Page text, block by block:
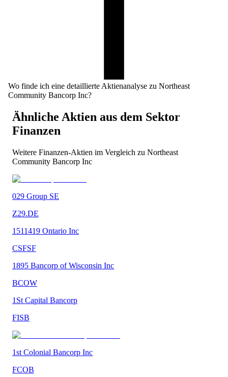
Wo finde ich eine detaillierte Aktienanalyse zu Northeast
Community Bancorp Inc?
Ähnliche Aktien aus dem Sektor
Finanzen
Weitere Finanzen-Aktien im Vergleich zu Northeast
Community Bancorp Inc
029 Group SE
Z29.DE
1511419 Ontario Inc
CSFSF
1895 Bancorp of Wisconsin Inc
BCOW
1St Capital Bancorp
FISB
1st Colonial Bancorp Inc
FCOB